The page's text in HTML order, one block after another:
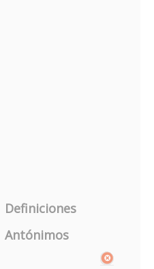
Definiciones
Antónimos